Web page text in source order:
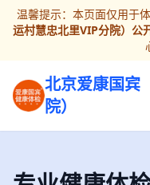
温馨提示：本页面仅用于
运村慧忠北里VIP分院）公
北京爱康国宾
院）